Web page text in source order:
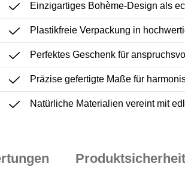
Einzigartiges Bohème-Design als
Plastikfreie Verpackung in
Perfektes Geschenk für
Präzise gefertigte Maße für
Natürliche Materialien vereint mit
Produktsicherheit